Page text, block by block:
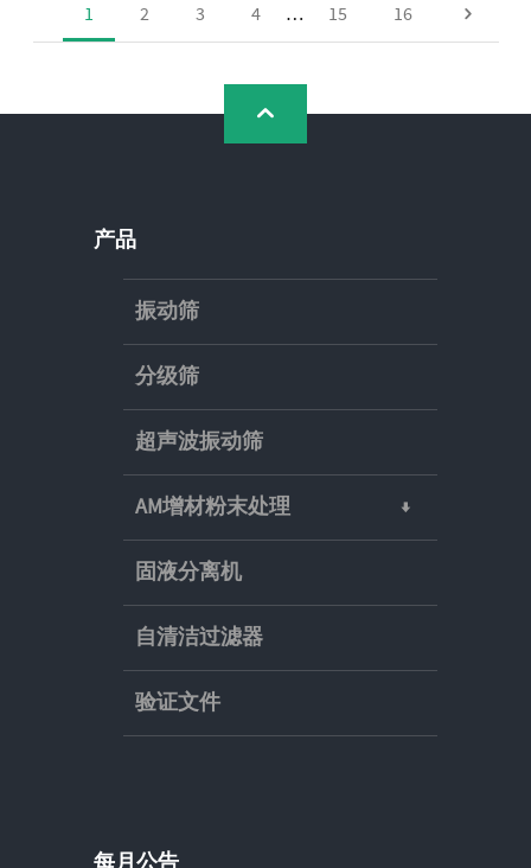
1 2 3 4 … 15 16
产品
振动筛
分级筛
超声波振动筛
AM增材粉末处理
固液分离机
自清洁过滤器
验证文件